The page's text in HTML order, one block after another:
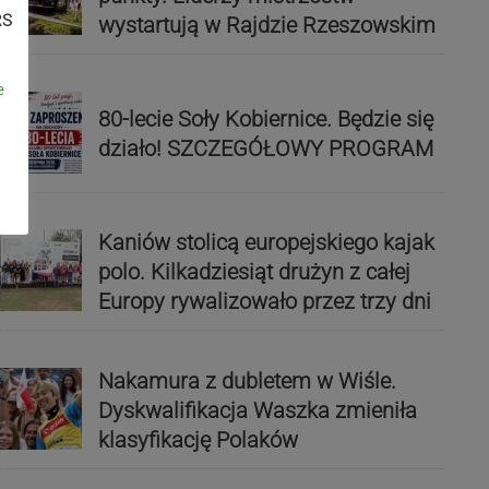
wystartują w Rajdzie Rzeszowskim
80-lecie Soły Kobiernice. Będzie się
działo! SZCZEGÓŁOWY PROGRAM
Kaniów stolicą europejskiego kajak
polo. Kilkadziesiąt drużyn z całej
Europy rywalizowało przez trzy dni
Nakamura z dubletem w Wiśle.
Dyskwalifikacja Waszka zmieniła
klasyfikację Polaków